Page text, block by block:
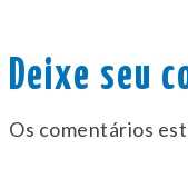
Deixe seu
Os comentários